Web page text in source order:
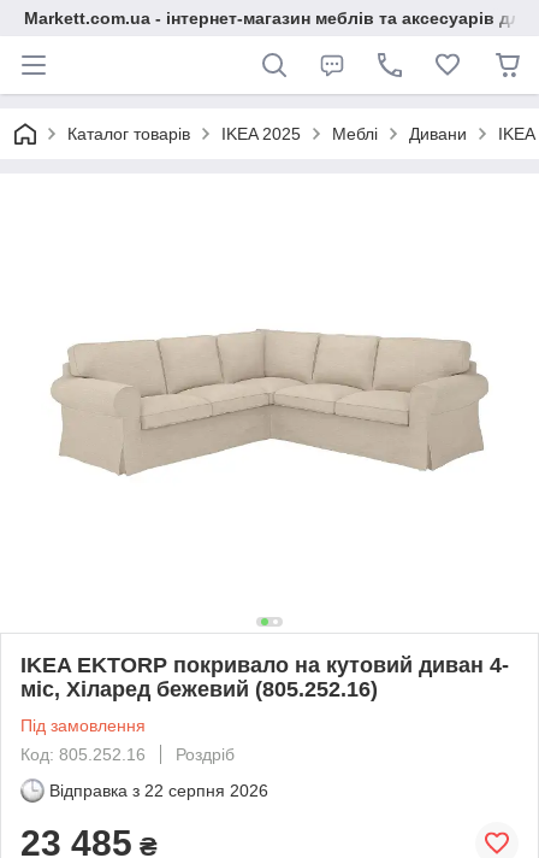
Markett.com.ua - інтернет-магазин меблів та аксесуарів для
Каталог товарів IKEA 2025 Меблі Дивани
IKEA EKTORP покривало на кутовий диван 4-
міс, Хіларед бежевий (805.252.16)
Під замовлення
Код: 805.252.16
Роздріб
Відправка з 22 серпня 2026
23 485 ₴